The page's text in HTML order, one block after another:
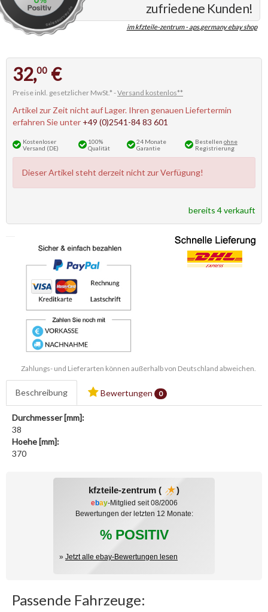
zufriedene Kunden!
im kfzteile-zentrum - aps.germany ebay shop
32,00 €
Preise inkl. gesetzlicher MwSt.* -Versand kostenlos**
Artikel zur Zeit nicht auf Lager. Ihren genauen Liefertermin
erfahren Sie unter +49 (0)2541-84 83 601
Kostenloser
Versand (DE)
100%
Qualität
24 Monate
Garantie
Bestellen ohne
Registrierung
Dieser Artikel steht derzeit nicht zur Verfügung!
bereits 4 verkauft
Zahlungs- und Lieferarten können außerhalb von Deutschland abweichen.
Beschreibung Bewertungen 0
Durchmesser [mm]:
38
Hoehe [mm]:
370
kfzteile-zentrum ( )
ebay-Mitglied seit 08/2006
Bewertungen der letzten 12 Monate:
% POSITIV
» Jetzt alle ebay-Bewertungen lesen
Passende Fahrzeuge: